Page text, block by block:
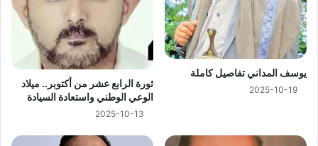
يوسف المداني تفاصيل كاملة
2025-10-19
ثورة الرابع عشر من أكتوبر.. ميلاد
الوعي الوطني واستعادة السيادة
2025-10-13